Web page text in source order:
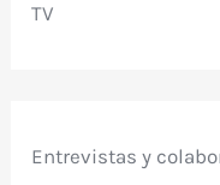
TV
Entrevistas y